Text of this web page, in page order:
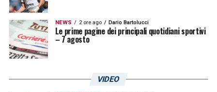
NEWS 2 ore ago Dario Bartolucci
Le prime pagine dei principali quotidiani sportivi
– 7 agosto
VIDEO